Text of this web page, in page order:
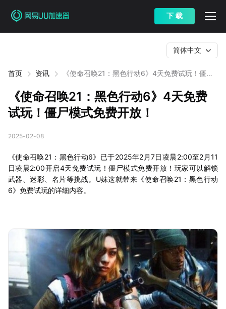
下 载
首页 资讯
《使命召唤21：黑色行动6》4天免费试玩！僵尸
简体中文
《使命召唤21：黑色行动6》4天免费
试玩！僵尸模式免费开放！
2025-02-08
《使命召唤21：黑色行动6》已于2025年2月7日凌晨2:00至2月11
日凌晨2:00开启4天免费试玩！僵尸模式免费开放！玩家可以解锁
武器、迷彩、名片等挑战。U妹这就带来《使命召唤21：黑色行动
6》免费试玩的详细内容。